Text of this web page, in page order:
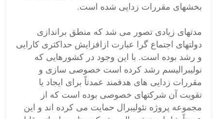
بخشهای مقررات زدایی شده است.
مدتهای زیادی تصور می شد که منطق براندازی
دولتهای اجتماع گرا عبارت ازافزایش حداکثری کارایی
و رشد بوده است. با این وجود در کشورهایی که
نولیبرالیسم رشد کرده است خصوصی سازی و
مقررات زدایی های هدفمند عمدتاً برای ایجاد یا
تقویت آن شرکتهای خصوصی بوده است که از
مجموعه پروژه نئولیبرال حمایت می کرده اند و این